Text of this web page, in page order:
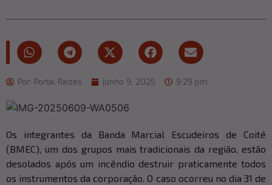
Por: Portal Raizes junho 9, 2025 9:29 pm
Os integrantes da Banda Marcial Escudeiros de Coité
(BMEC), um dos grupos mais tradicionais da região, estão
desolados após um incêndio destruir praticamente todos
os instrumentos da corporação. O caso ocorreu no dia 31 de